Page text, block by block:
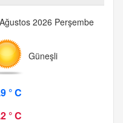
2026 Perşembe
Güneşli
° C
° C